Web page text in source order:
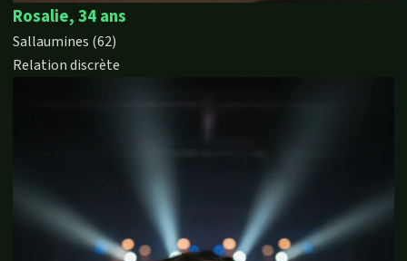
Rosalie, 34 ans
Sallaumines (62)
Relation discrète